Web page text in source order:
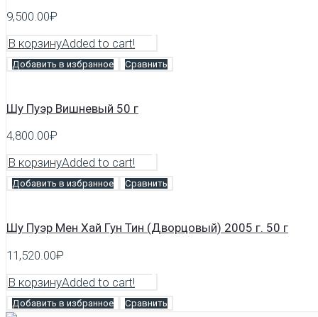
9,500.00₽
В корзинуAdded to cart!
Добавить в избранное Сравнить
Шу Пуэр Вишневый 50 г
4,800.00₽
В корзинуAdded to cart!
Добавить в избранное Сравнить
Шу Пуэр Мен Хай Гун Тин (Дворцовый) 2005 г. 50 г
11,520.00₽
В корзинуAdded to cart!
Добавить в избранное Сравнить